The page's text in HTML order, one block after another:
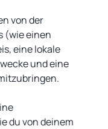
von der
(wie einen
eine lokale
und eine
du von deinem